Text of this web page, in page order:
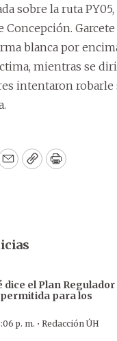
sobre la ruta
Concepción.
blanca por
mientras se
intentaron robarle
EmailCopyPrint
dice el Plan Regulador
para los
p. m. · Redacción ÚH